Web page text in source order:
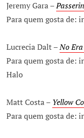
Jeremy Gara –
Para quem gosta de:
Lucrecia Dalt –No
Para quem gosta de:
Halo
Matt Costa – Yellow
Para quem gosta de: